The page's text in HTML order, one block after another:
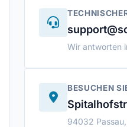
Wir antworten
BESUCHEN
94032